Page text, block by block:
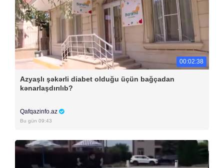
00:02:38
Azyaşlı şəkərli diabet olduğu üçün bağçadan
kənarlaşdırılıb?
Qafqazinfo.az
Bu gün 09:43